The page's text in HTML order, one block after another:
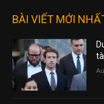
BÀI VIẾT MỚI